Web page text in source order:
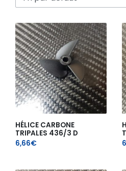
HÉLICE CARBONE
TRIPALES 436/3 D
6,66€